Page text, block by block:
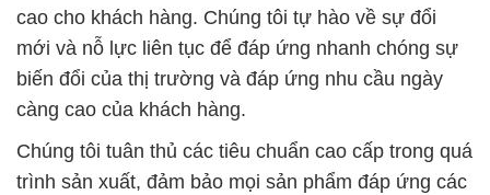
cao cho khách hàng. Chúng tôi tự hào về sự đổi
mới và nỗ lực liên tục để đáp ứng nhanh chóng sự
biến đổi của thị trường và đáp ứng nhu cầu ngày
càng cao của khách hàng.
Chúng tôi tuân thủ các tiêu chuẩn cao cấp trong quá
trình sản xuất, đảm bảo mọi sản phẩm đáp ứng các